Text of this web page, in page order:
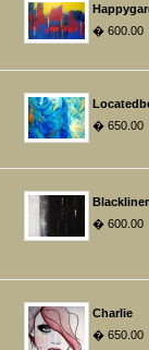
� 600.00
� 650.00
Blackliner
� 600.00
Charlie
� 650.00